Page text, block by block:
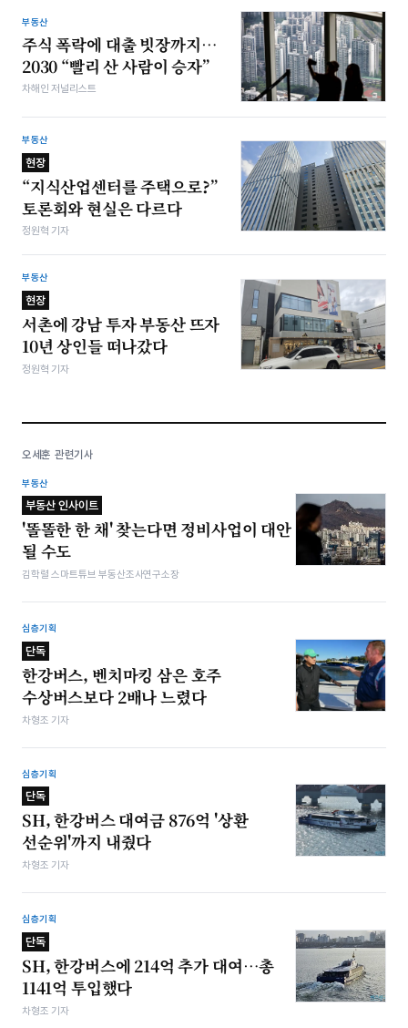
부동산
주식 폭락에 대출 빗장까지…
2030 “빨리 산 사람이 승자”
차해인 저널리스트
부동산
현장
“지식산업센터를 주택으로?”
토론회와 현실은 다르다
정원혁 기자
부동산
현장
서촌에 강남 투자 부동산 뜨자
10년 상인들 떠나갔다
정원혁 기자
오세훈 관련기사
부동산
부동산 인사이트
'똘똘한 한 채' 찾는다면 정비사업이 대안
될 수도
김학렬 스마트튜브 부동산조사연구소장
심층기획
단독
한강버스, 벤치마킹 삼은 호주
수상버스보다 2배나 느렸다
차형조 기자
심층기획
단독
SH, 한강버스 대여금 876억 '상환
선순위'까지 내줬다
차형조 기자
심층기획
단독
SH, 한강버스에 214억 추가 대여…총
1141억 투입했다
차형조 기자